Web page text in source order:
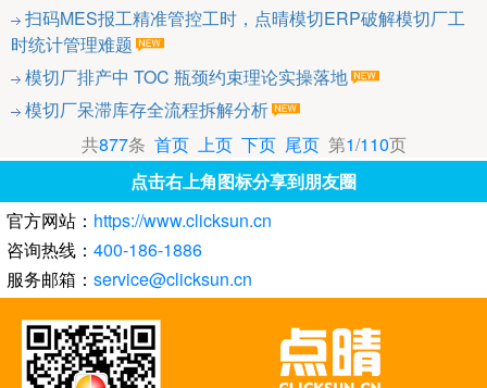
扫码MES报工精准管控工时，点晴模切ERP破解模切厂工
时统计管理难题
模切厂排产中 TOC 瓶颈约束理论实操落地
模切厂呆滞库存全流程拆解分析
共877条 首页 上页 下页 尾页第1/110页
点击右上角图标分享到朋友圈
官方网站： https://www.clicksun.cn
咨询热线： 400-186-1886
服务邮箱： service@clicksun.cn